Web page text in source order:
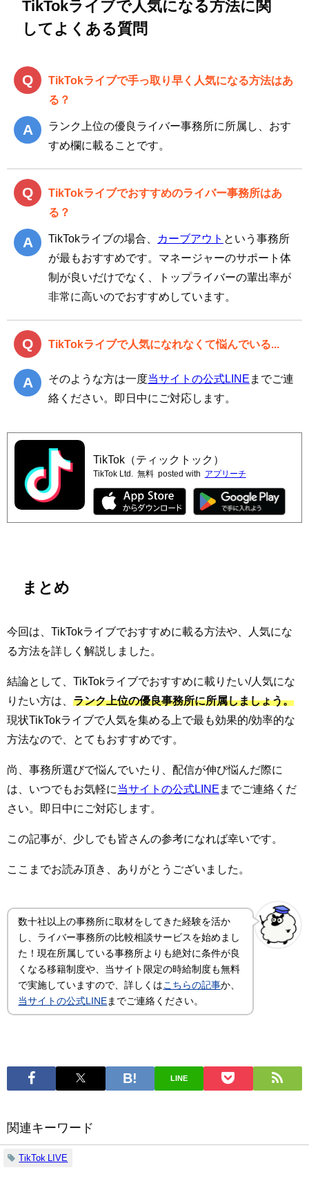
TikTokライブで人気になる方法に関
してよくある質問
TikTokライブで手っ取り早く人気になる方法はあ
る？
ランク上位の優良ライバー事務所に所属し、おす
すめ欄に載ることです。
TikTokライブでおすすめのライバー事務所はあ
る？
TikTokライブの場合、 カーブアウト という事務所
が最もおすすめです。マネージャーのサポート体
制が良いだけでなく、トップライバーの輩出率が
非常に高いのでおすすめしています。
TikTokライブで人気になれなくて悩んでいる...
そのような方は一度当サイトの公式LINE までご連
絡ください。即日中にご対応します。
TikTok（ティックトック）
TikTok Ltd. 無料 posted with アプリーチ
まとめ
今回は、TikTokライブでおすすめに載る方法や、人気にな
る方法を詳しく解説しました。
結論として、TikTokライブでおすすめに載りたい/人気にな
りたい方は、 ランク上位の優良事務所に所属しましょう。
現状TikTokライブで人気を集める上で最も効果的/効率的な
方法なので、とてもおすすめです。
尚、事務所選びで悩んでいたり、配信が伸び悩んだ際に
は、いつでもお気軽に当サイトの公式LINE までご連絡くだ
さい。即日中にご対応します。
この記事が、少しでも皆さんの参考になれば幸いです。
ここまでお読み頂き、ありがとうございました。
数十社以上の事務所に取材をしてきた経験を活か
し、ライバー事務所の比較相談サービスを始めまし
た！現在所属している事務所よりも絶対に条件が良
くなる移籍制度や、当サイト限定の時給制度も無料
で実施していますので、詳しくは こちらの記事か、
当サイトの公式LINE までご連絡ください。
LINE
関連キーワード
TikTok LIVE